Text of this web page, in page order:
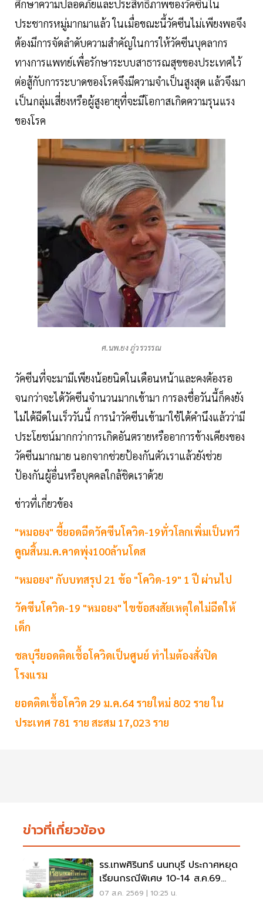
ศึกษาความปลอดภัยและประสิทธิภาพของวัคซีนใน
ประชากรหมู่มากมาแล้ว ในเมื่อขณะนี้วัคซีนไม่เพียงพอจึง
ต้องมีการจัดลำดับความสำคัญในการให้วัคซีนบุคลากร
ทางการแพทย์เพื่อรักษาระบบสาธารณสุขของประเทศไว้
ต่อสู้กับการระบาดของโรคจึงมีความจำเป็นสูงสุด แล้วจึงมา
เป็นกลุ่มเสี่ยงหรือผู้สูงอายุที่จะมีโอกาสเกิดความรุนแรง
ของโรค
ศ.นพ.ยง ภู่วรวรรณ
วัคซีนที่จะมามีเพียงน้อยนิดในเดือนหน้าและคงต้องรอ
จนกว่าจะได้วัคซีนจำนวนมากเข้ามา การลงชื่อวันนี้ก็คงยัง
ไม่ได้ฉีดในเร็ววันนี้ การนำวัคซีนเข้ามาใช้ได้คำนึงแล้วว่ามี
ประโยชน์มากกว่าการเกิดอันตรายหรืออาการข้างเคียงของ
วัคซีนมากมาย นอกจากช่วยป้องกันตัวเราแล้วยังช่วย
ป้องกันผู้อื่นหรือบุคคลใกล้ชิดเราด้วย
ข่าวที่เกี่ยวข้อง
"หมอยง" ชี้ยอดฉีดวัคซีนโควิด-19ทั่วโลกเพิ่มเป็นทวี
คูณสิ้นม.ค.คาดพุ่ง100ล้านโดส
"หมอยง" กับบทสรุป 21 ข้อ "โควิด-19" 1 ปี ผ่านไป
วัคซีนโควิด-19 "หมอยง" ไขข้อสงสัยเหตุใดไม่ฉีดให้
เด็ก
ชลบุรียอดติดเชื้อโควิดเป็นศูนย์ ทำไมต้องสั่งปิด
โรงแรม
ยอดติดเชื้อโควิด 29 ม.ค.64 รายใหม่ 802 ราย ใน
ประเทศ 781 ราย สะสม 17,023 ราย
ข่าวที่เกี่ยวข้อง
รร.เทพศิรินทร์ นนทบุรี ประกาศหยุด
เรียนกรณีพิเศษ 10-14 ส.ค.69
หลังเหตุกราดยิง
07 ส.ค. 2569 | 10:25 น.